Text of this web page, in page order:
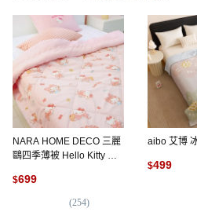
NARA HOME DECO 三麗
鷗四季薄被 Hello Kitty 新
Hello Kitty 新絲帶
$699
(254)
aibo 艾博
$499